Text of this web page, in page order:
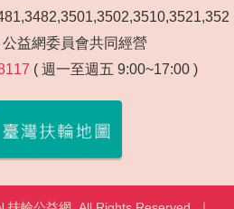
益網委員會共同經營
( 週一至週五 9:00~17:00 )